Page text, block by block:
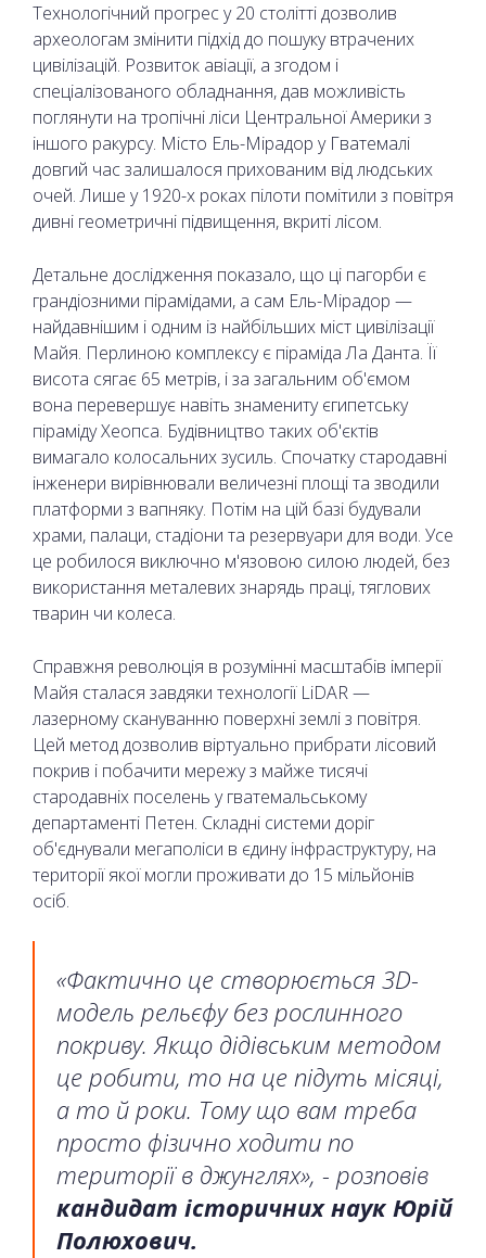
Технологічний прогрес у 20 столітті дозволив
археологам змінити підхід до пошуку втрачених
цивілізацій. Розвиток авіації, а згодом і
спеціалізованого обладнання, дав можливість
поглянути на тропічні ліси Центральної Америки з
іншого ракурсу. Місто Ель-Мірадор у Гватемалі
довгий час залишалося прихованим від людських
очей. Лише у 1920-х роках пілоти помітили з повітря
дивні геометричні підвищення, вкриті лісом.
Детальне дослідження показало, що ці пагорби є
грандіозними пірамідами, а сам Ель-Мірадор —
найдавнішим і одним із найбільших міст цивілізації
Майя. Перлиною комплексу є піраміда Ла Данта. Її
висота сягає 65 метрів, і за загальним об'ємом
вона перевершує навіть знамениту єгипетську
піраміду Хеопса. Будівництво таких об'єктів
вимагало колосальних зусиль. Спочатку стародавні
інженери вирівнювали величезні площі та зводили
платформи з вапняку. Потім на цій базі будували
храми, палаци, стадіони та резервуари для води. Усе
це робилося виключно м'язовою силою людей, без
використання металевих знарядь праці, тяглових
тварин чи колеса.
Справжня революція в розумінні масштабів імперії
Майя сталася завдяки технології LiDAR —
лазерному скануванню поверхні землі з повітря.
Цей метод дозволив віртуально прибрати лісовий
покрив і побачити мережу з майже тисячі
стародавніх поселень у гватемальському
департаменті Петен. Складні системи доріг
об'єднували мегаполіси в єдину інфраструктуру, на
території якої могли проживати до 15 мільйонів
осіб.
«Фактично це створюється 3D-
модель рельєфу без рослинного
покриву. Якщо дідівським методом
це робити, то на це підуть місяці,
а то й роки. Тому що вам треба
просто фізично ходити по
території в джунглях», - розповів
кандидат історичних наук Юрій
Полюхович.